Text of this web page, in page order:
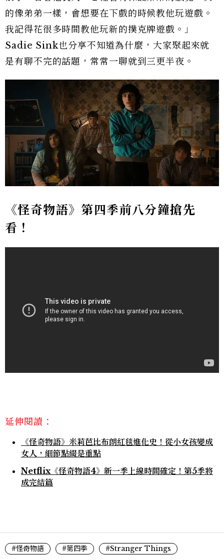
的像弟弟一樣，會想要在下戲的時候教他玩遊戲。
我記得花很多時間教他玩新的撲克牌遊戲。」
Sadie Sink也分享不知道為什麼，大家聚起來就
是有聊不完的話題，常常一聊就到三更半夜。
《怪奇物語》第四季前八分鐘搶先
看！
延伸閱讀：
《怪奇物語》米莉芭比布朗紅毯進化史！從小女孩變成
女人，細節點綴是重點
Netflix《怪奇物語4》新一季上線時間確定！第5季將
成完結篇
#怪奇物語 #第四季 #Stranger Things